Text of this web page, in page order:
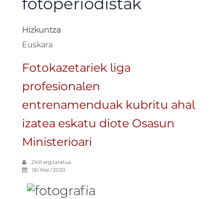
fotoperiodistak
Hizkuntza
Euskara
Fotokazetariek liga
profesionalen
entrenamenduak kubritu ahal
izatea eskatu diote Osasun
Ministerioari
ZKA argitaratua
18 / Mai / 2020